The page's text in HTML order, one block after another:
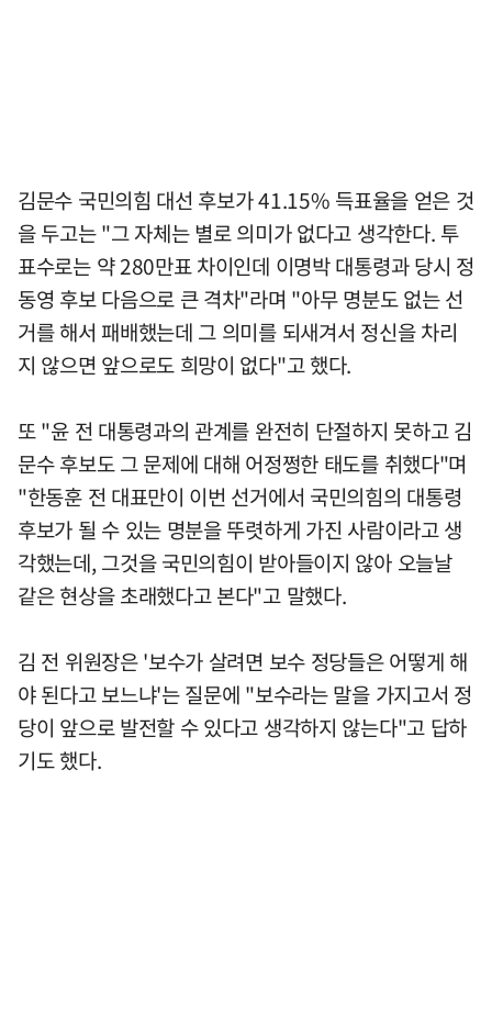
김문수 국민의힘 대선 후보가 41.15% 득표율을 얻은 것
을 두고는 "그 자체는 별로 의미가 없다고 생각한다. 투
표수로는 약 280만표 차이인데 이명박 대통령과 당시 정
동영 후보 다음으로 큰 격차"라며 "아무 명분도 없는 선
거를 해서 패배했는데 그 의미를 되새겨서 정신을 차리
지 않으면 앞으로도 희망이 없다"고 했다.
또 "윤 전 대통령과의 관계를 완전히 단절하지 못하고 김
문수 후보도 그 문제에 대해 어정쩡한 태도를 취했다"며
"한동훈 전 대표만이 이번 선거에서 국민의힘의 대통령
후보가 될 수 있는 명분을 뚜렷하게 가진 사람이라고 생
각했는데, 그것을 국민의힘이 받아들이지 않아 오늘날
같은 현상을 초래했다고 본다"고 말했다.
김 전 위원장은 '보수가 살려면 보수 정당들은 어떻게 해
야 된다고 보느냐'는 질문에 "보수라는 말을 가지고서 정
당이 앞으로 발전할 수 있다고 생각하지 않는다"고 답하
기도 했다.